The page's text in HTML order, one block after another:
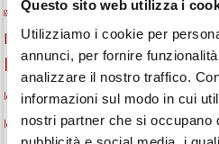
Questo sito web utilizza i
Utilizziamo i cookie per
annunci, per fornire
analizzare il nostro traffico.
informazioni sul modo in cui
nostri partner che si occupano
genitorialità gratuito gruppo di
Informazioni laboratori creativi
la strada di mattoni gialli
lettura ad alta voce lettura
letture ad alta voce letture per bambini libri